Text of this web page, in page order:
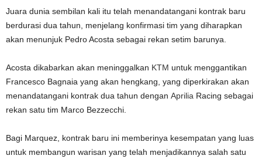
Juara dunia sembilan kali itu telah menandatangani kontrak baru
berdurasi dua tahun, menjelang konfirmasi tim yang diharapkan
akan menunjuk Pedro Acosta sebagai rekan setim barunya.
Acosta dikabarkan akan meninggalkan KTM untuk menggantikan
Francesco Bagnaia yang akan hengkang, yang diperkirakan akan
menandatangani kontrak dua tahun dengan Aprilia Racing sebagai
rekan satu tim Marco Bezzecchi.
Bagi Marquez, kontrak baru ini memberinya kesempatan yang luas
untuk membangun warisan yang telah menjadikannya salah satu